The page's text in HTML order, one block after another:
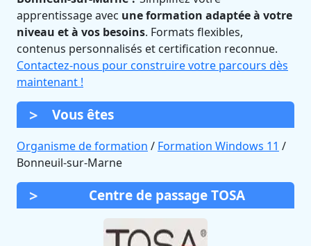
apprentissage avec une formation adaptée à votre
niveau et à vos besoins. Formats flexibles,
contenus personnalisés et certification reconnue.
Contactez-nous pour construire votre parcours dès
maintenant !
Vous êtes
Organisme de formation / Formation Windows 11 /
Bonneuil-sur-Marne
Centre de passage TOSA